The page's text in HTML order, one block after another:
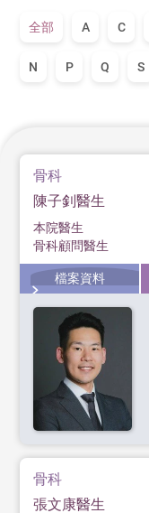
全部 A C
N P Q S
骨科
陳子釗醫生
本院醫生
骨科顧問醫生
檔案資料
骨科
張文康醫生